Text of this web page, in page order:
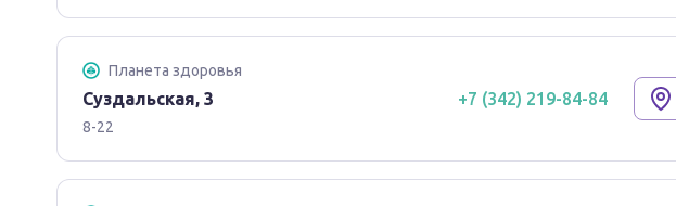
Планета здоровья
Суздальская, 3
8-22
+7 (342) 219-84-84